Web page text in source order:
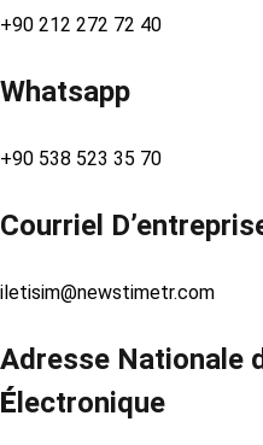
+90 212 272 72 40
Whatsapp
+90 538 523 35 70
Courriel
iletisim@newstimetr.com
Adresse Nationale
É lectronique